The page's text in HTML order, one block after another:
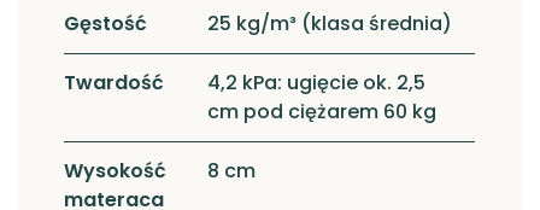
Gęstość 25 kg/m³ (klasa średnia)
Twardość
4,2 kPa: ugięcie ok. 2,5
cm pod ciężarem 60 kg
Wysokość
materaca
8 cm